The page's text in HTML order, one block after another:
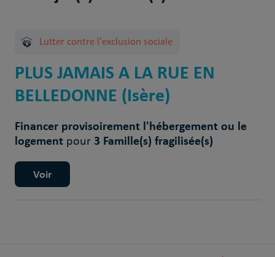
Lutter contre l'exclusion sociale
PLUS JAMAIS A LA RUE EN
BELLEDONNE (Isère)
Financer provisoirement l'hébergement ou le
logement pour3 Famille(s) fragilisée(s)
Voir